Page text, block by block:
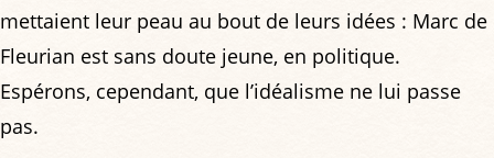
mettaient leur peau au bout de leurs idées : Marc de
Fleurian est sans doute jeune, en politique.
Espérons, cependant, que l’idéalisme ne lui passe
pas.